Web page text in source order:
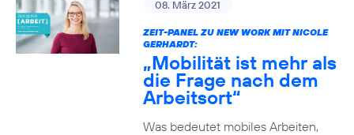
08. März 2021
ZEIT-PANEL ZU NEW WORK MIT NICOLE
GERHARDT:
„Mobilität ist mehr als
die Frage nach dem
Arbeitsort“
Was bedeutet mobiles Arbeiten,